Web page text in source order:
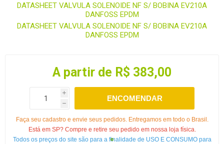
DATASHEET VALVULA SOLENOIDE NF S/ BOBINA EV210A
DANFOSS EPDM
DATASHEET VALVULA SOLENOIDE NF S/ BOBINA EV210A
DANFOSS EPDM
A partir de R$ 383,00
i
h
ENCOMENDAR
Faça seu cadastro e envie seus pedidos. Entregamos em todo o Brasil.
Está em SP? Compre e retire seu pedido em nossa loja física.
Todos os preços do site são para a finalidade de USO E CONSUMO para